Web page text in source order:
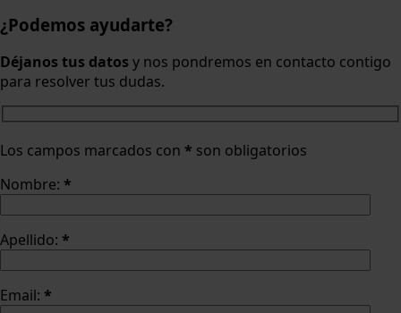
¿Podemos ayudarte?
Déjanos tus datos y nos pondremos en contacto contigo
para resolver tus dudas.
Los campos marcados con * son obligatorios
Nombre: *
Apellido: *
Email: *